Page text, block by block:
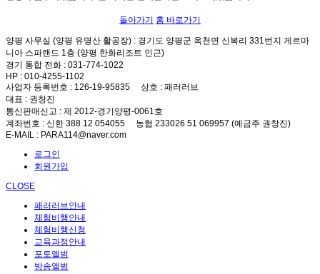
돌아가기 홈 바로가기
양평 사무실 (양평 유명산 활공장) : 경기도 양평군 옥천면 신복리 331번지 게르마
니아 스파랜드 1층 (양평 한화리조트 인근)
경기 통합 전화 : 031-774-1022
HP : 010-4255-1102
사업자 등록번호 : 126-19-95835 상호 : 패러러브
대표 : 권창진
통신판매신고 : 제 2012-경기양평-0061호
계좌번호 : 신한 388 12 054055 농협 233026 51 069957 (예금주 권창진)
E-MAIL : PARA114@naver.com
로그인
회원가입
CLOSE
패러러브안내
체험비행안내
체험비행신청
교육과정안내
포토앨범
방송앨범